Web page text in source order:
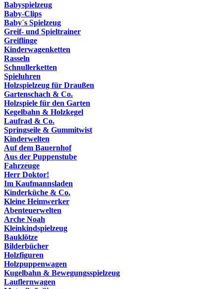
Babyspielzeug
Baby-Clips
Baby´s Spielzeug
Greif- und Spieltrainer
Greiflinge
Kinderwagenketten
Rasseln
Schnullerketten
Spieluhren
Holzspielzeug für Draußen
Gartenschach & Co.
Holzspiele für den Garten
Kegelbahn & Holzkegel
Laufrad & Co.
Springseile & Gummitwist
Kinderwelten
Auf dem Bauernhof
Aus der Puppenstube
Fahrzeuge
Herr Doktor!
Im Kaufmannsladen
Kinderküche & Co.
Kleine Heimwerker
Abenteuerwelten
Arche Noah
Kleinkindspielzeug
Bauklötze
Bilderbücher
Holzfiguren
Holzpuppenwagen
Kugelbahn & Bewegungsspielzeug
Lauflernwagen